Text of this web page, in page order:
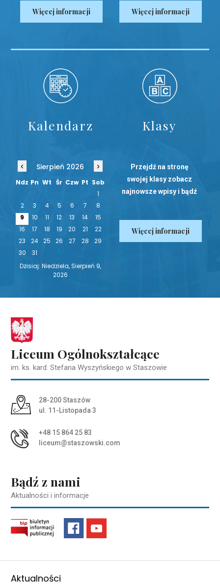
Więcej informacji Więcej informacji
Kalendarz
‹ Sierpień 2026 ›
Ndz Pn Wt Śr Czw Pt Sob
1
2
3 4 5 6 7
8
9
10 11 12 13 14
15
16
17 18 19 20 21
22
23
24 25 26 27 28
29
30
31
Dzisiaj: Niedziela, Sierpień 9,
2026
Klasy
Przejdź na stronę
swojej klasy zobacz
najnowsze wpisy i bądź
Więcej informacji
Liceum Ogólnokształcące
im. ks. kard. Stefana Wyszyńskiego w Staszowie
Adres pocztowy:
28-200 Staszów
ul. 11-Listopada 3
+48 15 864 25 83
liceum@staszowski.com
Bądź z nami
Aktualności i informacje
Aktualności